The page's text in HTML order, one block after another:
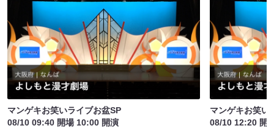
マンゲキお笑いライブお盆SP
08/10 09:40 開場 10:00 開演
マンゲキお笑い
08/10 12:20 開